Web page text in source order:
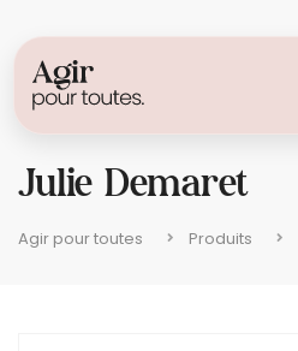
Julie Demaret
Agir pour toutes Produits